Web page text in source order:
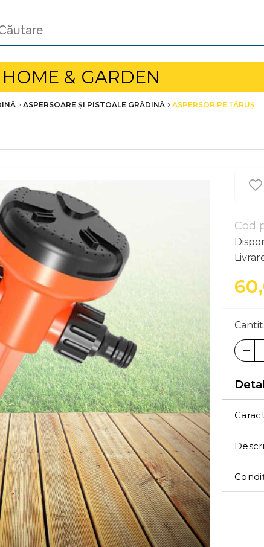
& GARDEN
ASPERSOARE ȘI PISTOALE GRĂDINĂ ASPERSOR PE ȚĂRUȘ
Cod
-